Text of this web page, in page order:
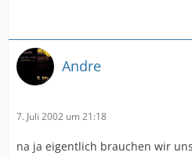
Andre
7. Juli 2002 um 21:18
na ja eigentlich brauchen wir